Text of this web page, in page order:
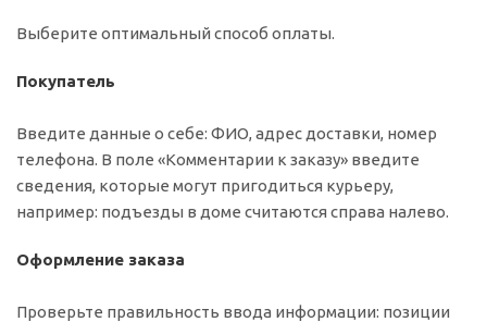
Выберите оптимальный способ оплаты.
Покупатель
Введите данные о себе: ФИО, адрес доставки, номер
телефона. В поле «Комментарии к заказу» введите
сведения, которые могут пригодиться курьеру,
например: подъезды в доме считаются справа налево.
Оформление заказа
Проверьте правильность ввода информации: позиции